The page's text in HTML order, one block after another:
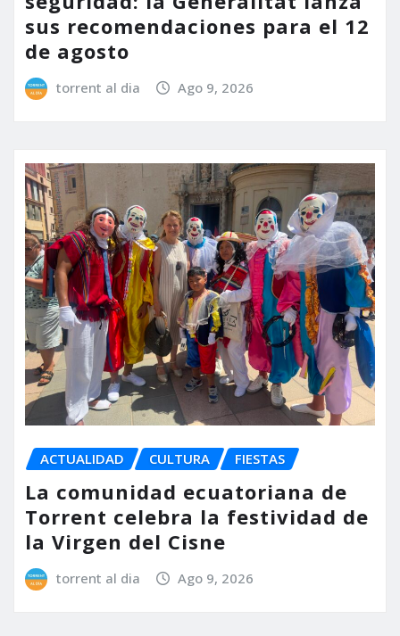
sus recomendaciones para el 12
de agosto
torrent al dia Ago 9, 2026
ACTUALIDAD CULTURA FIESTAS
La comunidad ecuatoriana de
Torrent celebra la festividad de
la Virgen del Cisne
torrent al dia Ago 9, 2026